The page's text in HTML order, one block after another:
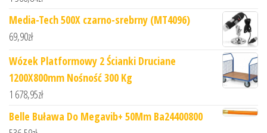
Media-Tech 500X czarno-srebrny (MT4096)
69,90zł
Wózek Platformowy 2 Ścianki Druciane
1200X800mm Nośność 300 Kg
1 678,95zł
Belle Buława Do Megavib+ 50Mm Ba24400800